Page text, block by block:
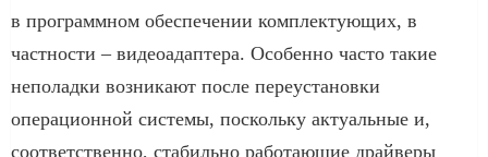
в программном обеспечении комплектующих, в
частности – видеоадаптера. Особенно часто такие
неполадки возникают после переустановки
операционной системы, поскольку актуальные и,
соответственно, стабильно работающие драйверы